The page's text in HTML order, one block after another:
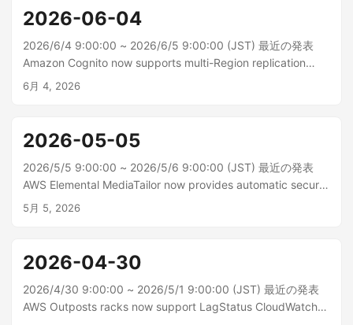
2026-06-04
2026/6/4 9:00:00 ~ 2026/6/5 9:00:00 (JST) 最近の発表
Amazon Cognito now supports multi-Region replication
Amazon Cognito はマルチリージョンレプリケーションをサ
6月 4, 2026
2026-05-05
2026/5/5 9:00:00 ~ 2026/5/6 9:00:00 (JST) 最近の発表
AWS Elemental MediaTailor now provides automatic secure
server-to-server integration with Google’s ad platforms
5月 5, 2026
2026-04-30
2026/4/30 9:00:00 ~ 2026/5/1 9:00:00 (JST) 最近の発表
AWS Outposts racks now support LagStatus CloudWatch